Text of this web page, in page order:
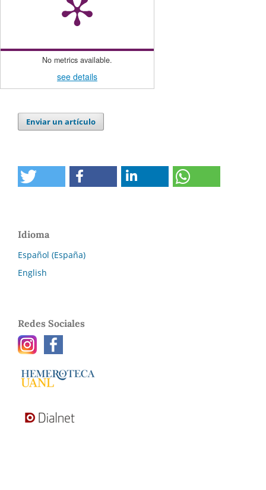
No metrics available.
see details
Enviar un artículo
Idioma
Español (España)
English
Redes Sociales